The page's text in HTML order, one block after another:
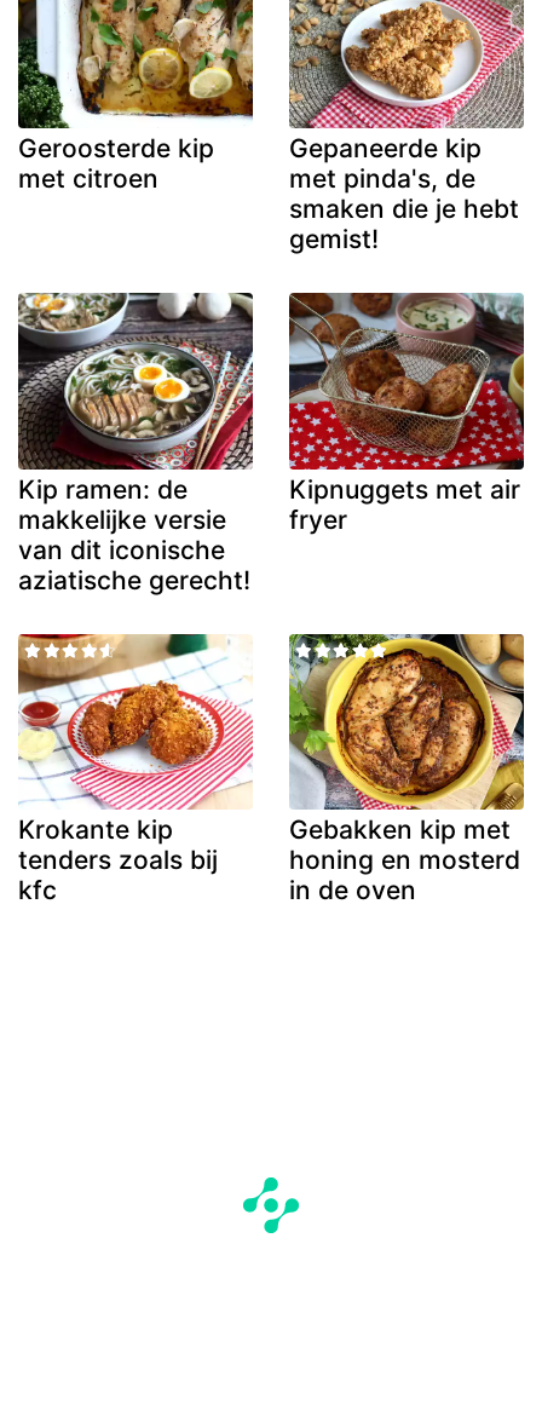
Geroosterde kip
met citroen
Gepaneerde kip
met pinda's, de
smaken die je hebt
gemist!
Kip ramen: de
makkelijke versie
van dit iconische
aziatische gerecht!
Kipnuggets met air
fryer
Krokante kip
tenders zoals bij
kfc
Gebakken kip met
honing en mosterd
in de oven